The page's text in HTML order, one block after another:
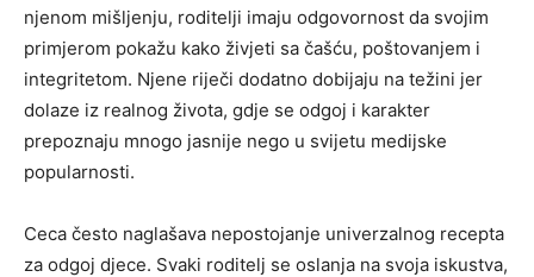
njenom mišljenju, roditelji imaju odgovornost da svojim
primjerom pokažu kako živjeti sa čašću, poštovanjem i
integritetom. Njene riječi dodatno dobijaju na težini jer
dolaze iz realnog života, gdje se odgoj i karakter
prepoznaju mnogo jasnije nego u svijetu medijske
popularnosti.
Ceca često naglašava nepostojanje univerzalnog recepta
za odgoj djece. Svaki roditelj se oslanja na svoja iskustva,